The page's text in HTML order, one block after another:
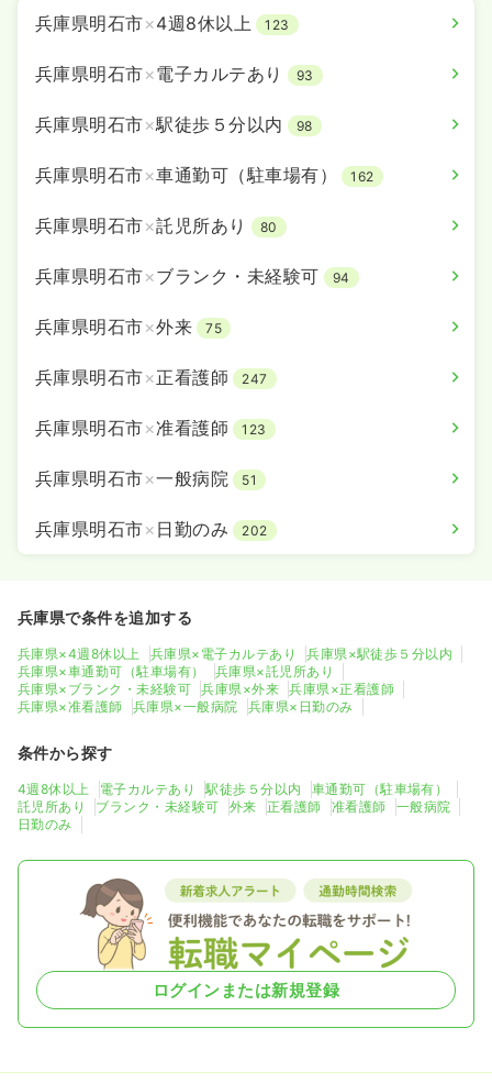
兵庫県明石市×4週8休以上 123
兵庫県明石市×電子カルテあり 93
兵庫県明石市×駅徒歩５分以内 98
兵庫県明石市×車通勤可（駐車場有） 162
兵庫県明石市×託児所あり 80
兵庫県明石市×ブランク・未経験可 94
兵庫県明石市×外来 75
兵庫県明石市×正看護師 247
兵庫県明石市×准看護師 123
兵庫県明石市×一般病院 51
兵庫県明石市× 日勤のみ 202
兵庫県で条件を追加する
兵庫県×4週8休以上 兵庫県×電子カルテあり
兵庫県×駅徒歩５分以内
兵庫県×車通勤可（駐車場有）
兵庫県×託児所あり
兵庫県×ブランク・未経験可
兵庫県×外来
兵庫県×正看護師
兵庫県×准看護師
兵庫県×一般病院 兵庫県×日勤のみ
条件から探す
4週8休以上 電子カルテあり 駅徒歩５分以内
車通勤可（駐車場有）
託児所あり
ブランク・未経験可 外来 正看護師 准看護師
一般病院
日勤のみ
ログインまたは新規登録